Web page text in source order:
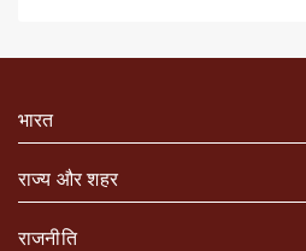
भारत
राज्य और शहर
राजनीति